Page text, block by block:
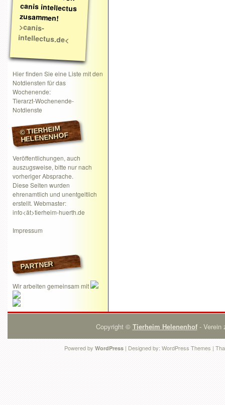
zusammen!
>canis-
intellectus.de<
Hier finden Sie eine Liste mit den
Notdiensten für das
Wochenende:
Tierarzt-Wochenende-
Notdienste
© TIERHEIM
HELENENHOF
Veröffentlichungen, auch
auszugsweise, bitte nur nach
vorheriger Absprache.
Diese Seiten wurden
ehrenamtlich und unentgeltlich
erstellt. Webmaster:
info<ät>tierheim-huerth.de
Impressum
PARTNER
Wir arbeiten gemeinsam mit
Copyright © Tierheim Helenenhof- Verein
Powered by WordPress | Designed by: WordPress Themes |